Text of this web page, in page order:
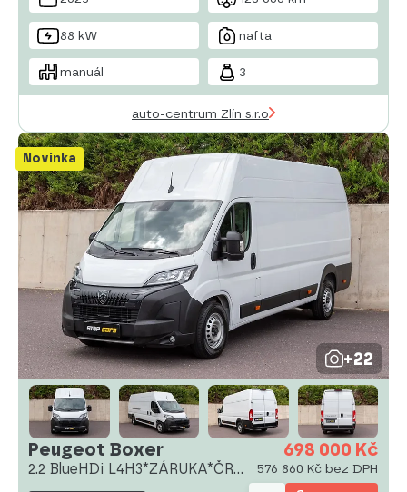
88 kW nafta
manuál 3
auto-centrum Zlín s.r.o
Novinka
+22
Peugeot Boxer
2.2 BlueHDi L4H3*ZÁRUKA*ČR
698 000 Kč
576 860 Kč bez DPH